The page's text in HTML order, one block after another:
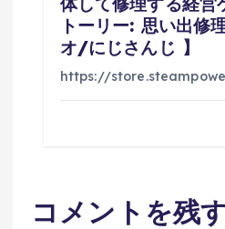
トーリー: 思い出修
オ/にじさんじ 】
https://
コメントを残